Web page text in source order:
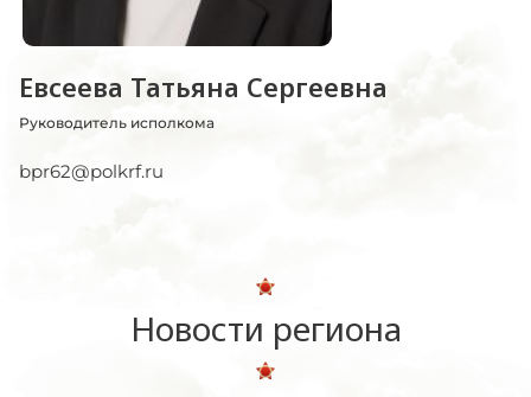
Евсеева Татьяна Сергеевна
Руководитель исполкома
bpr62@polkrf.ru
Новости региона